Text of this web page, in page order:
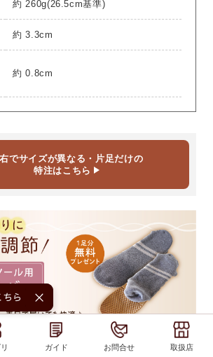
ガイド お問合せ 取扱店
約 260g(26.5cm基準)
約 3.3cm
約 0.8cm
でサイズが異なる・片足だけの
特注はこちら
ガイド お問合せ 取扱店
ら！